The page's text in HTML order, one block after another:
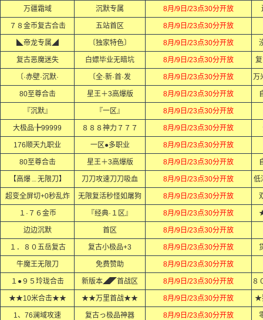
万疆霜域 沉默专属 8月/9日/23点30分开放
７８金币复古合击 五站首区 8月/9日/23点30分开放
◣帝龙专属◢ 〔独家特色〕 8月/9日/23点30分开放
复古恶魔迷失 白嫖毕业无暗坑 8月/9日/23点30分开放
〔·赤壁·沉默· 〔全·新·首·发 8月/9日/23点30分开放 万
80至尊合击 星王＋3高爆版 8月/9日/23点30分开放
『沉默』 『一区』 8月/9日/23点30分开放
大极品╊99999 ８８８神力７７７ 8月/9日/23点30分开放
176顺天九职业 一区●多职业 8月/9日/23点30分开放
80至尊合击 星王＋3高爆版 8月/9日/23点30分开放
【高爆﹍无限刀】 刀刀攻速刀刀吸血 8月/9日/23点30分开放 低
超变全屏切+0秒乱炸 无限复活秒怪如屠狗 8月/9日/23点30分开放
１·７６金币 『经典·１区』 8月/9日/23点30分开放
边边沉默 首区 8月/9日/23点30分开放
１．８０五岳复古 复古小极品+3 8月/9日/23点30分开放
牛魔王无限刀 免费赞助 8月/9日/23点30分开放
１●９５玲珑合击 新版本◢◤首战区 8月/9日/23点30分开放
★★10米合击★★ ★★万里首战★★ 8月/9日/23点30分开放 ★
1、76澜域攻速 复古っ极品神器 8月/9日/23点30分开放